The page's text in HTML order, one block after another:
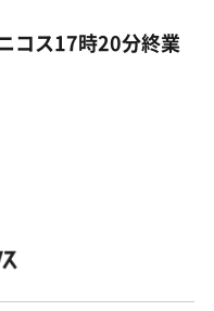
コス17時20分終業